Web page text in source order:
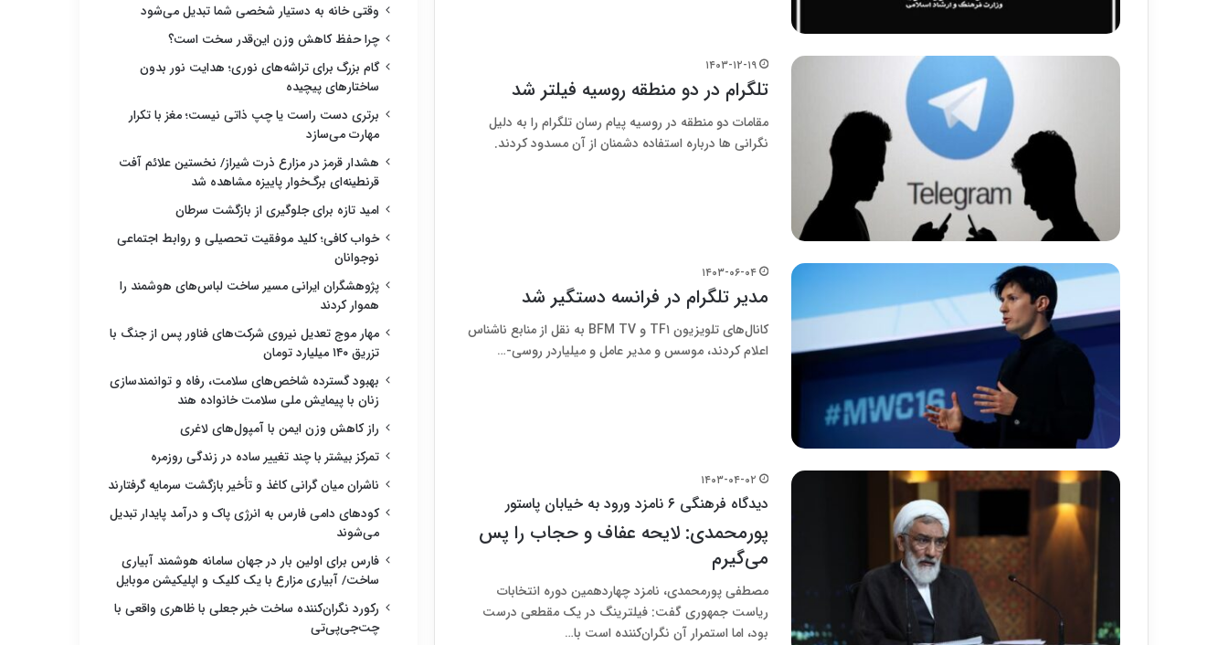
۱۴۰۳-۱۲-۱۹
تلگرام در دو منطقه روسیه فیلتر شد
مقامات دو منطقه در روسیه پیام رسان تلگرام را به دلیل
نگرانی ها درباره استفاده دشمنان از آن مسدود کردند.
۱۴۰۳-۰۶-۰۴
مدیر تلگرام در فرانسه دستگیر شد
کانال‌های تلویزیون TF۱ و BFM TV به نقل از منابع ناشناس
اعلام کردند، موسس و مدیر عامل و میلیاردر روسی-…
۱۴۰۳-۰۴-۰۲
دیدگاه فرهنگی ۶ نامزد ورود به خیابان پاستور
پورمحمدی: لایحه عفاف و حجاب را پس
می‌گیرم
مصطفی پورمحمدی، نامزد چهاردهمین دوره انتخابات
ریاست جمهوری گفت: فیلترینگ در یک مقطعی درست
بود، اما استمرار آن نگران‌کننده است با…
وقتی خانه به دستیار شخصی شما تبدیل می‌شود
چرا حفظ کاهش وزن این‌قدر سخت است؟
گام بزرگ برای تراشه‌های نوری؛ هدایت نور بدون
ساختارهای پیچیده
برتری دست راست یا چپ ذاتی نیست؛ مغز با تکرار
مهارت می‌سازد
هشدار قرمز در مزارع ذرت شیراز/ نخستین علائم آفت
قرنطینه‌ای برگ‌خوار پاییزه مشاهده شد
امید تازه برای جلوگیری از بازگشت سرطان
خواب کافی؛ کلید موفقیت تحصیلی و روابط اجتماعی
نوجوانان
پژوهشگران ایرانی مسیر ساخت لباس‌های هوشمند را
هموار کردند
مهار موج تعدیل نیروی شرکت‌های فناور پس از جنگ با
تزریق ۱۴۰ میلیارد تومان
بهبود گسترده شاخص‌های سلامت، رفاه و توانمندسازی
زنان با پیمایش ملی سلامت خانواده هند
راز کاهش وزن ایمن با آمپول‌های لاغری
تمرکز بیشتر با چند تغییر ساده در زندگی روزمره
ناشران میان گرانی کاغذ و تأخیر بازگشت سرمایه گرفتارند
کودهای دامی فارس به انرژی پاک و درآمد پایدار تبدیل
می‌شوند
فارس برای اولین بار در جهان سامانه هوشمند آبیاری
ساخت/ آبیاری مزارع با یک کلیک و اپلیکیشن موبایل
رکورد نگران‌کننده ساخت خبر جعلی با ظاهری واقعی با
چت‌جی‌پی‌تی